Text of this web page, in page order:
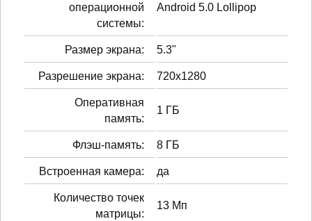
операционной
системы:
Android 5.0 Lollipop
Размер экрана: 5.3"
Разрешение экрана: 720x1280
Оперативная
память:
1 ГБ
Флэш-память: 8 ГБ
Встроенная камера: да
Количество точек
матрицы:
13 Мп